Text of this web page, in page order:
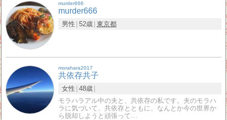
murder666
murder666
男性 52歳 東京都
morahara2017
共依存共子
女性 48歳
モラハラアル中の夫と、共依存の私です。夫のモラハ
ラに気づいて、共依存とともに、なんとか今の世界か
ら脱却しようと頑張って…